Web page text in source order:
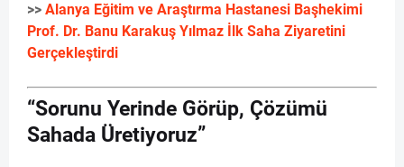
>> Alanya Eğitim ve Araştırma Hastanesi Başhekimi
Prof. Dr. Banu Karakuş Yılmaz İlk Saha Ziyaretini
Gerçekleştirdi
“Sorunu Yerinde Görüp, Çözümü
Sahada Üretiyoruz”